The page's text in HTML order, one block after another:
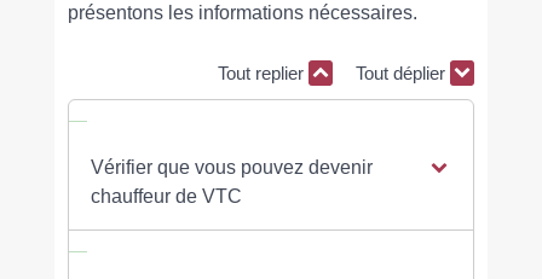
présentons les informations nécessaires.
Tout replier Tout déplier
Vérifier que vous pouvez devenir
chauffeur de VTC